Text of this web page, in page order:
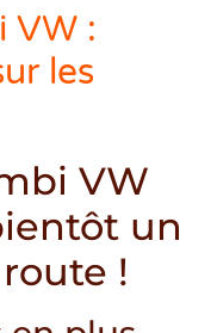
VW :
les
VW
un
!